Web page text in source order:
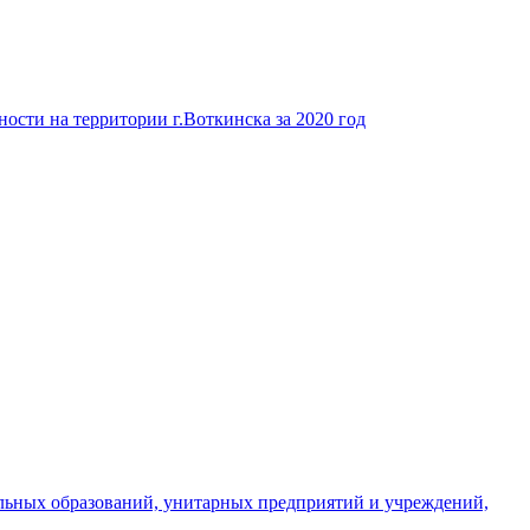
на территории г.Воткинска за 2020 год
образований, унитарных предприятий и учреждений,